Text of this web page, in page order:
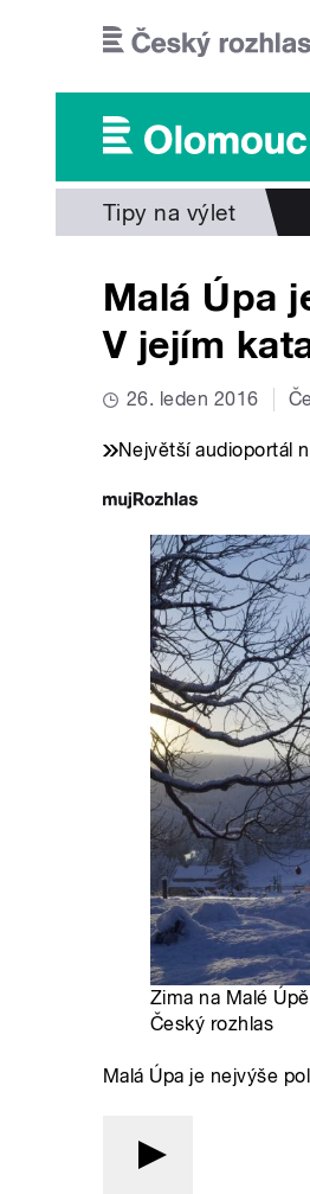
Tipy na výlet
Malá Úpa
V jejím
26. leden 2016
Největší audioportál
Zima na Malé
Český rozhlas
Malá Úpa je nejvýše